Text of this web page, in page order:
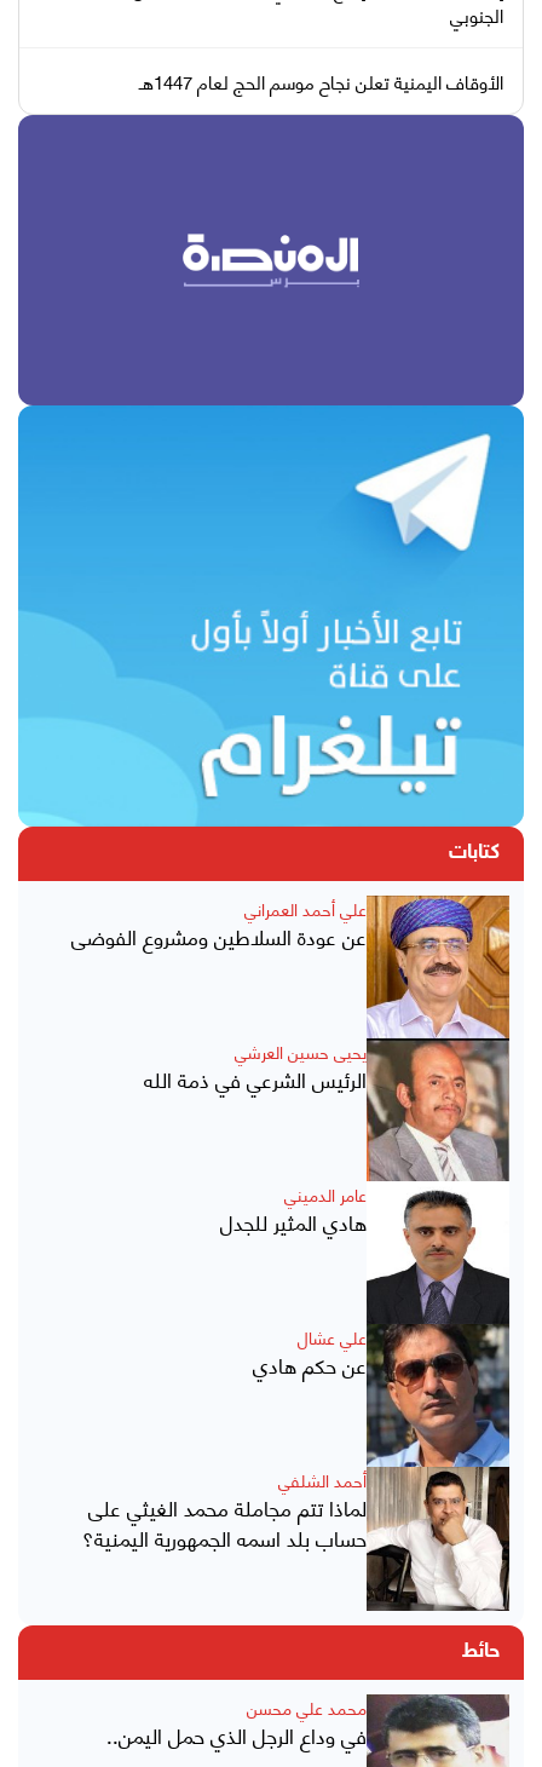
الجنوبي
الأوقاف اليمنية تعلن نجاح موسم الحج لعام 1447هـ
كتابات
علي أحمد العمراني
عن عودة السلاطين ومشروع الفوضى
يحيى حسين العرشي
الرئيس الشرعي في ذمة الله
عامر الدميني
هادي المثير للجدل
علي عشال
عن حكم هادي
أحمد الشلفي
لماذا تتم مجاملة محمد الغيثي على
حساب بلد اسمه الجمهورية اليمنية؟
حائط
محمد علي محسن
في وداع الرجل الذي حمل اليمن..